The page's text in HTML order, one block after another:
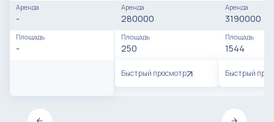
Аренда
-
Площадь
-
Аренда
280000
Площадь
250
Быстрый просмотр
Аренда
3190000
Площадь
1544
Быстрый